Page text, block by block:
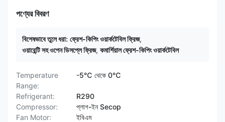
পণ্যের বিবরণ
বিশেষভাবে তুলে ধরা: ফ্রেশ-কিপিং ওয়ার্কটেবিল ফ্রিজ,
ওয়ারেন্টি সহ ওপেন ডিসপ্লে ফ্রিজ, কমার্শিয়াল ফ্রেশ-কিপিং ওয়ার্কটেবিল
Temperature
Range:
-5℃ থেকে 0℃
Refrigerant:
R290
Compressor:
প্লাগ-ইন Secop
Fan Motor:
ইবিএম